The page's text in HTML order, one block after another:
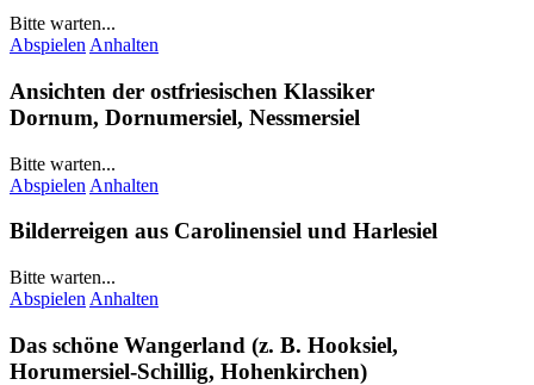
Bitte warten...
Abspielen Anhalten
Ansichten der ostfriesischen Klassiker
Dornum, Dornumersiel, Nessmersiel
Bitte warten...
Abspielen Anhalten
Bilderreigen aus Carolinensiel und Harlesiel
Bitte warten...
Abspielen Anhalten
Das schöne Wangerland (z. B. Hooksiel,
Horumersiel-Schillig, Hohenkirchen)